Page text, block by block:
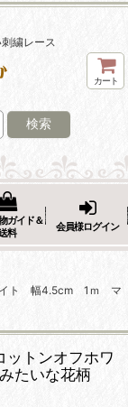
繍レース
カート
検索
ガイド＆
料
会員様ログイン
イト 幅4.5cm 1ｍ マ
トンオフホワ
いな花柄